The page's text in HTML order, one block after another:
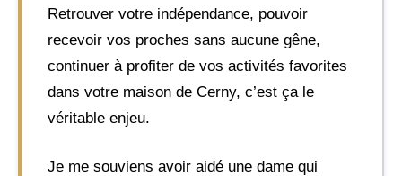
Retrouver votre indépendance, pouvoir
recevoir vos proches sans aucune gêne,
continuer à profiter de vos activités favorites
dans votre maison de Cerny, c’est ça le
véritable enjeu.
Je me souviens avoir aidé une dame qui